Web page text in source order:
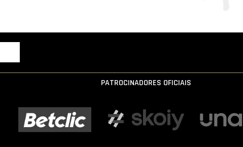
PATROCINADORES OFICIAIS